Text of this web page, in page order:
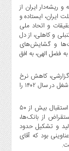
و ریشه‌دار ایران از
ایستاده و
و اتحاد ملی
و کاهلی، از دل
و گشایش‌های
فضل الهی، به افق
گزارشی، کاهش نرخ
بیکاری به ۸.۱ درصد و تحقق واقعی ایجاد یک میلیون شغل در سال ۱۴۰۲ را
توسعه بیمه‌های همگانی، طرح کالابرگ الکترونیکی با استقبال بیش از ۵۰
از بانک‌ها،
تولید و تشکیل حدود
بود که آقای